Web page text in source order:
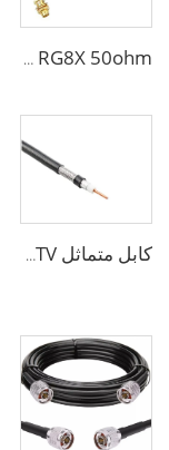
RG8X 50ohm كابل متماثل SMA بخسارة منخفضة لنظام الهوائي البحري
كابل متماثل CCTV سلسلة RG 50أوم بخسارة منخفضة كابل متماثل RG58 RG59 RG6 للهوائي